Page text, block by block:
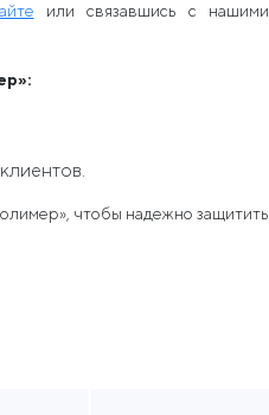
или связавшись с нашими
чтобы надежно защитить